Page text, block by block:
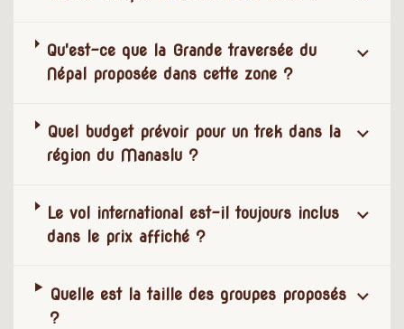
Qu'est-ce que la Grande traversée du
Népal proposée dans cette zone ?
Quel budget prévoir pour un trek dans la
région du Manaslu ?
Le vol international est-il toujours inclus
dans le prix affiché ?
Quelle est la taille des groupes proposés
?